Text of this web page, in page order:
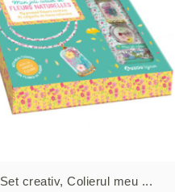
Set creativ, Colierul meu ...